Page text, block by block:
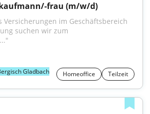
frau (m/w/d)
suchen wir zum
Gladbach Homeoffice Teilzeit